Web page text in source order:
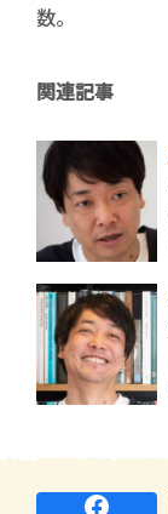
数。
関連記事